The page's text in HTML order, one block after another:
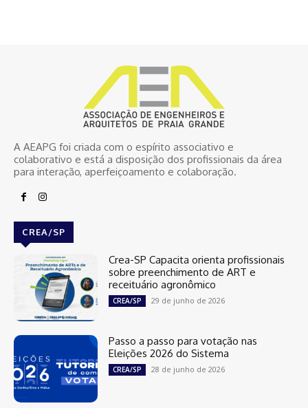
A AEAPG foi criada com o espírito associativo e
colaborativo e está a disposição dos profissionais da área
para interação, aperfeiçoamento e colaboração.
CREA/SP
Crea-SP Capacita orienta profissionais
sobre preenchimento de ART e
receituário agronômico
CREA/SP 29 de junho de 2026
Passo a passo para votação nas
Eleições 2026 do Sistema
CREA/SP 28 de junho de 2026